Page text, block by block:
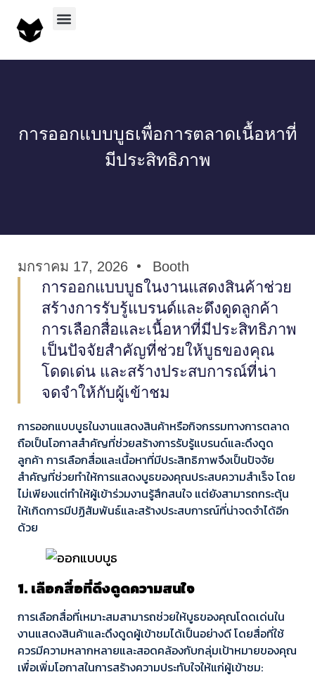
การออกแบบบูธเพื่อการตลาดเนื้อหาที่
มีประสิทธิภาพ
มกราคม 17, 2026 Booth
การออกแบบบูธในงานแสดงสินค้าช่วย
สร้างการรับรู้แบรนด์และดึงดูดลูกค้า
การเลือกสื่อและเนื้อหาที่มีประสิทธิภาพ
เป็นปัจจัยสำคัญที่ช่วยให้บูธของคุณ
โดดเด่น และสร้างประสบการณ์ที่น่า
จดจำให้กับผู้เข้าชม
การออกแบบบูธในงานแสดงสินค้าหรือกิจกรรมทางการตลาด
ถือเป็นโอกาสสำคัญที่ช่วยสร้างการรับรู้แบรนด์และดึงดูด
ลูกค้า การเลือกสื่อและเนื้อหาที่มีประสิทธิภาพจึงเป็นปัจจัย
สำคัญที่ช่วยทำให้การแสดงบูธของคุณประสบความสำเร็จ โดย
ไม่เพียงแต่ทำให้ผู้เข้าร่วมงานรู้สึกสนใจ แต่ยังสามารถกระตุ้น
ให้เกิดการมีปฏิสัมพันธ์และสร้างประสบการณ์ที่น่าจดจำได้อีก
ด้วย
1. เลือกสื่อที่ดึงดูดความสนใจ
การเลือกสื่อที่เหมาะสมสามารถช่วยให้บูธของคุณโดดเด่นใน
งานแสดงสินค้าและดึงดูดผู้เข้าชมได้เป็นอย่างดี โดยสื่อที่ใช้
ควรมีความหลากหลายและสอดคล้องกับกลุ่มเป้าหมายของคุณ
เพื่อเพิ่มโอกาสในการสร้างความประทับใจให้แก่ผู้เข้าชม: